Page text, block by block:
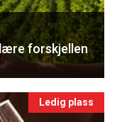
forskjellen
Ledig plass